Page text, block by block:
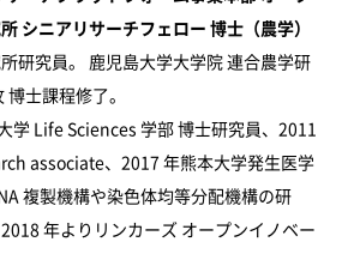
シニアリサーチフェロー 博士（農学）
研究員。 鹿児島大学大学院 連合農学研
士課程修了。
学 Life Sciences 学部 博士研究員、2011
associate、2017 年熊本大学発生医学
複製機構や染色体均等分配機構の研
年よりリンカーズ オープンイノベー